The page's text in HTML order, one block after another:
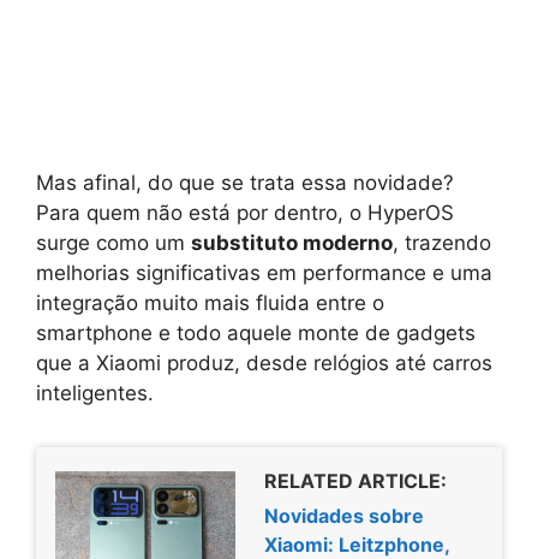
Mas afinal, do que se trata essa novidade?
Para quem não está por dentro, o HyperOS
surge como um substituto moderno, trazendo
melhorias significativas em performance e uma
integração muito mais fluida entre o
smartphone e todo aquele monte de gadgets
que a Xiaomi produz, desde relógios até carros
inteligentes.
RELATED ARTICLE:
Novidades sobre
Xiaomi: Leitzphone,